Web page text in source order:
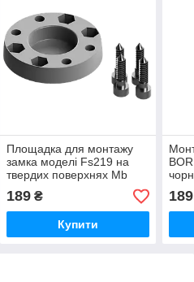
Площадка для монтажу
замка моделі Fs219 на
твердих поверхнях Mb
сірий BORIKA FASTen
(01.16.002.01.02)
189₴
Купити
189